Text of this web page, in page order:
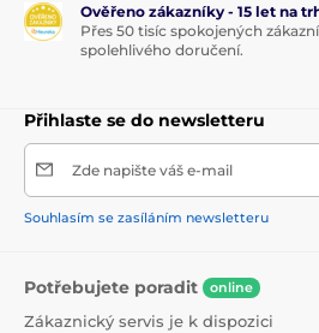
Ověřeno zákazníky - 15 let na
Přes 50 tisíc spokojených
spolehlivého doručení.
Přihlaste se do newsletteru
Zde napište váš e-mail
Souhlasím se zasíláním newsletteru
Potřebujete poradit online
Zákaznický servis je k dispozici